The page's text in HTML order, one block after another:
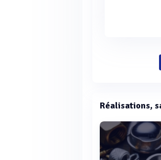
Réalisations,